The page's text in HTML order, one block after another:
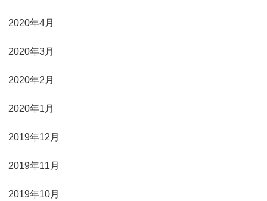
2020年4月
2020年3月
2020年2月
2020年1月
2019年12月
2019年11月
2019年10月